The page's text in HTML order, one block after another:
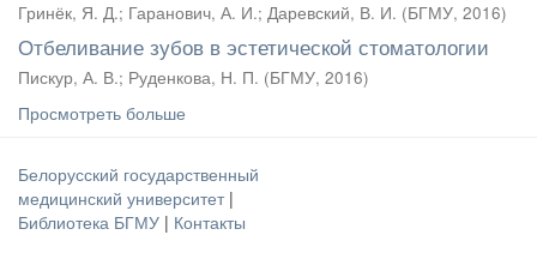
Гринёк, Я. Д.; Гаранович, А. И.; Даревский, В. И. (БГМУ, 2016)
Отбеливание зубов в эстетической стоматологии
Пискур, А. В.; Руденкова, Н. П. (БГМУ, 2016)
Просмотреть больше
Белорусский государственный
медицинский университет |
Библиотека БГМУ | Контакты